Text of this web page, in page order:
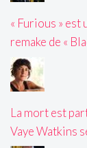
« Furious »
remake de «
La mort est
Vaye Watkins